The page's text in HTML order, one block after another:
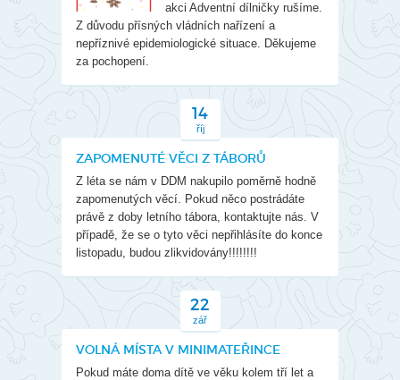
akci Adventní dílničky rušíme.
Z důvodu přísných vládních nařízení a
nepříznivé epidemiologické situace. Děkujeme
za pochopení.
14
říj
ZAPOMENUTÉ VĚCI Z TÁBORŮ
Z léta se nám v DDM nakupilo poměrně hodně
zapomenutých věcí. Pokud něco postrádáte
právě z doby letního tábora, kontaktujte nás. V
případě, že se o tyto věci nepřihlásíte do konce
listopadu, budou zlikvidovány!!!!!!!!
22
zář
VOLNÁ MÍSTA V MINIMATEŘINCE
Pokud máte doma dítě ve věku kolem tří let a